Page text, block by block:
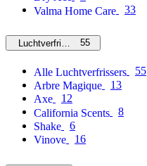
Valma Home Care
33
Luchtverfrissers55
Alle Luchtverfrissers
55
Arbre Magique
13
Axe
12
California Scents
8
Shake
6
Vinove
16